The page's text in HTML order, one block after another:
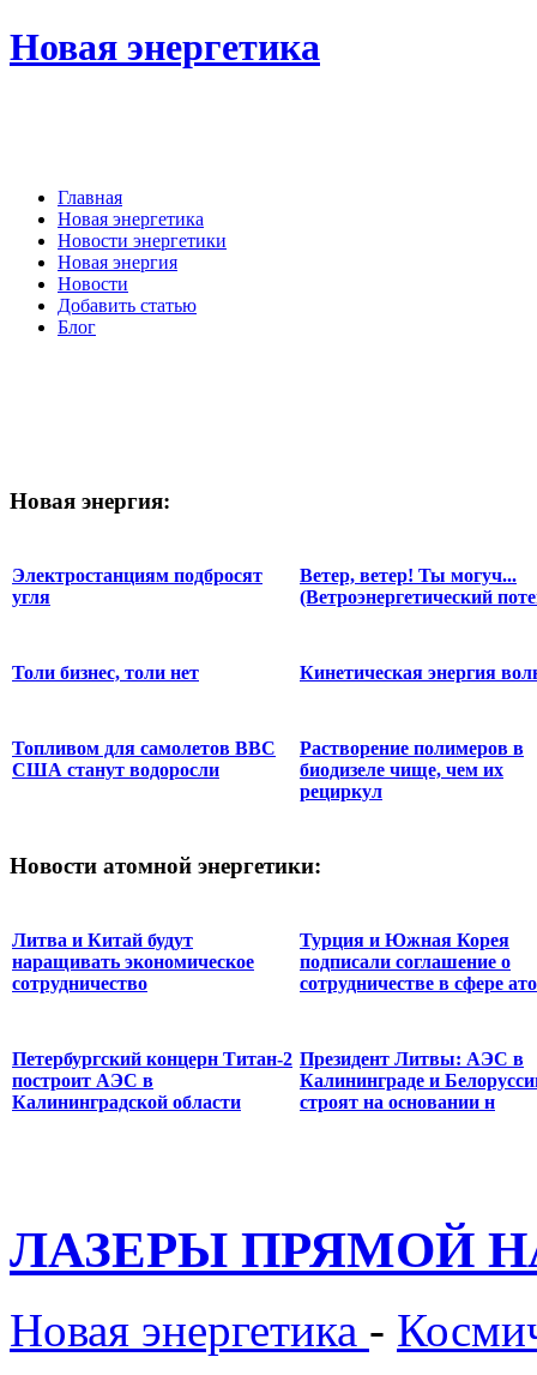
Новая энергетика
Главная
Новая энергетика
Новости энергетики
Новая энергия
Новости
Добавить статью
Блог
Новая энергия:
Электростанциям подбросят
угля
Ветер, ветер! Ты могуч...
(Ветроэнергетический
Толи бизнес, толи нет Кинетическая энергия
Топливом для самолетов ВВС
США станут водоросли
Растворение полимеров в
биодизеле чище, чем их
рециркул
Новости атомной энергетики:
Литва и Китай будут
наращивать экономическое
сотрудничество
Турция и Южная Корея
подписали соглашение о
сотрудничестве в сфере ато
Петербургский концерн Титан-2
построит АЭС в
Калининградской области
Президент Литвы: АЭС в
Калининграде и
строят на основании н
ЛАЗЕРЫ ПРЯМОЙ
Новая энергетика -